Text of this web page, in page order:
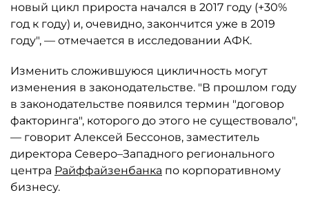
новый цикл прироста начался в 2017 году (+30%
год к году) и, очевидно, закончится уже в 2019
году", — отмечается в исследовании АФК.
Изменить сложившуюся цикличность могут
изменения в законодательстве. "В прошлом году
в законодательстве появился термин "договор
факторинга", которого до этого не существовало",
— говорит Алексей Бессонов, заместитель
директора Северо–Западного регионального
центра Райффайзенбанка по корпоративному
бизнесу.